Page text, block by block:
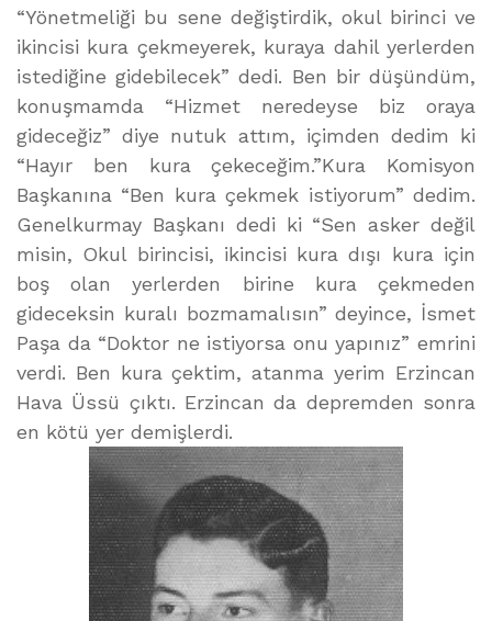
“Yönetmeliği bu sene değiştirdik, okul birinci ve
ikincisi kura çekmeyerek, kuraya dahil yerlerden
istediğine gidebilecek” dedi. Ben bir düşündüm,
konuşmamda “Hizmet neredeyse biz oraya
gideceğiz” diye nutuk attım, içimden dedim ki
“Hayır ben kura çekeceğim.”Kura Komisyon
Başkanına “Ben kura çekmek istiyorum” dedim.
Genelkurmay Başkanı dedi ki “Sen asker değil
misin, Okul birincisi, ikincisi kura dışı kura için
boş olan yerlerden birine kura çekmeden
gideceksin kuralı bozmamalısın” deyince, İsmet
Paşa da “Doktor ne istiyorsa onu yapınız” emrini
verdi. Ben kura çektim, atanma yerim Erzincan
Hava Üssü çıktı. Erzincan da depremden sonra
en kötü yer demişlerdi.